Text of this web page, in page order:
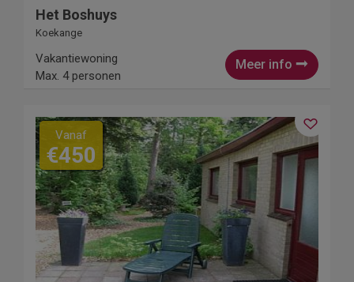
Het Boshuys
Koekange
Meer info
Vakantiewoning
Max. 4 personen
Vanaf
€450